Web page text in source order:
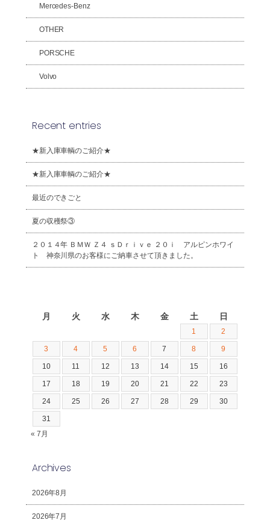
Mercedes-Benz
OTHER
PORSCHE
Volvo
Recent entries
★新入庫車輌のご紹介★
★新入庫車輌のご紹介★
最近のできごと
夏の収穫祭③
２０１４年 ＢＭＷ Ｚ４ ｓＤｒｉｖｅ ２０ｉ アルピンホワイ
ト 神奈川県のお客様にご納車させて頂きました。
月 火 水 木 金 土 日
1 2
3 4 5 6 7 8 9
10 11 12 13 14 15 16
17 18 19 20 21 22 23
24 25 26 27 28 29 30
31
« 7月
Archives
2026年8月
2026年7月